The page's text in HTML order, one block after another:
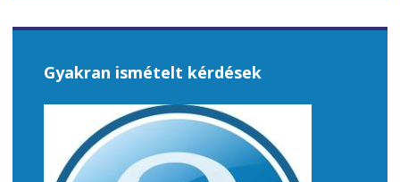
Gyakran ismételt kérdések